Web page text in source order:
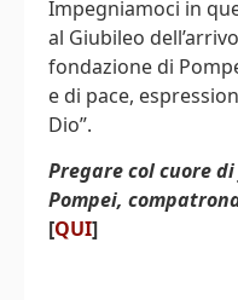
Impegniamoci in
al Giubileo
fondazione di
e di pace,
Dio”.
Pregare col cuore
Pompei,
[QUI]